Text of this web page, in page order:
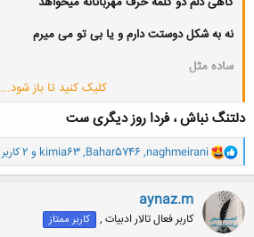
نه به شکل دوستت دارم و یا بی تو می میرم
ساده مثل
دلتنگ نباش ، فردا روز دیگری ست
کلیک کنید تا باز شود...
دلتنگ نباش ، فردا روز دیگری ست
و
ا
ک
ش
ه
naghmeirani
,
Bahar5746
,
kimia63 و 2 کاربر دیگر
aynaz.m
کاربر فعال تالار ادبیات , کاربر ممتاز